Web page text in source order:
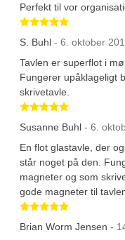
Perfekt til vor
Betygsatt 5
S. Buhl - 6. oktober
Tavlen er superflot i
Fungerer upåklageligt
skrivetavle.
Betygsatt 5
Susanne Buhl - 6.
En flot glastavle, der
står noget på den.
magneter og som
gode magneter til
Betygsatt 5
Brian Worm Jensen -